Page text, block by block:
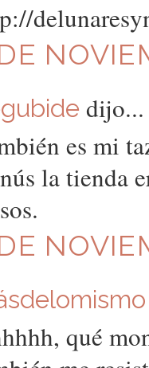
dijo...
es mi
la tienda
qué